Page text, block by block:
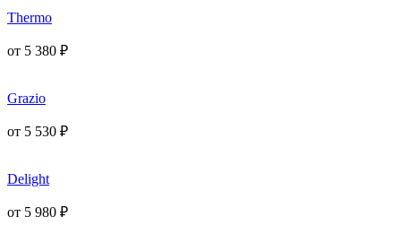
Thermo
от 5 380 ₽
Grazio
от 5 530 ₽
Delight
от 5 980 ₽